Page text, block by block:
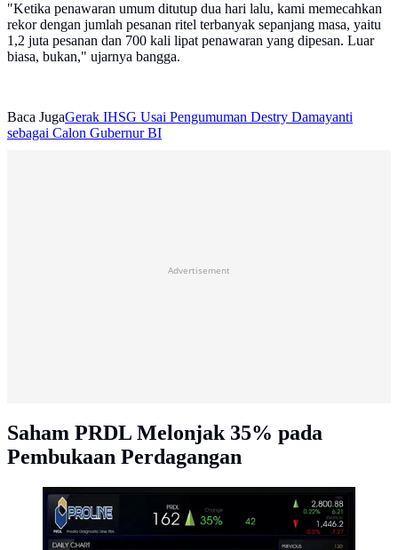
"Ketika penawaran umum ditutup dua hari lalu, kami memecahkan
rekor dengan jumlah pesanan ritel terbanyak sepanjang masa, yaitu
1,2 juta pesanan dan 700 kali lipat penawaran yang dipesan. Luar
biasa, bukan," ujarnya bangga.
Baca JugaGerak IHSG Usai Pengumuman Destry Damayanti
sebagai Calon Gubernur BI
Advertisement
Saham PRDL Melonjak 35% pada
Pembukaan Perdagangan